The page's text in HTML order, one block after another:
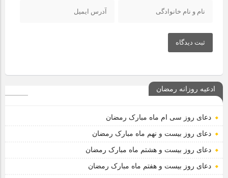
ثبت دیدگاه
ادعیه روزانه رمضان
دعای روز سی ام ماه مبارک رمضان
دعای روز بیست و نهم ماه مبارک رمضان
دعای روز بیست و هشتم ماه مبارک رمضان
دعای روز بیست و هفتم ماه مبارک رمضان